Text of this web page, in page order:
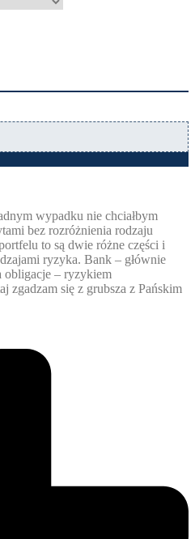
wypadku nie chciałbym
bez rozróżnienia rodzaju
to są dwie różne części i
ryzyka. Bank – głównie
– ryzykiem
zgadzam się z grubsza z Pańskim